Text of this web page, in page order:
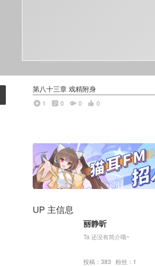
第八十三章 戏精附身
1 0 0 0
UP 主信息
丽静昕
Ta 还没有简介哦~
投稿：383 粉丝：1